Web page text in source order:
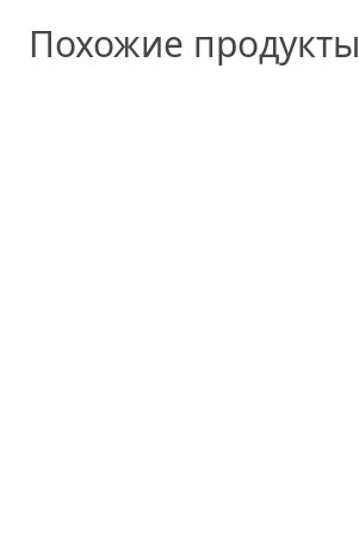
Похожие продукты